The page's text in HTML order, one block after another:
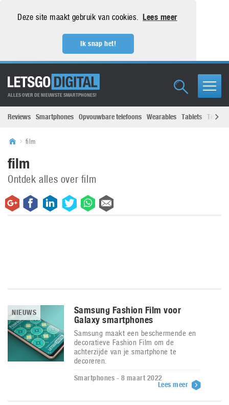
Deze site maakt gebruik van cookies. Lees meer
Ik snap het!
ALLES OVER DE NIEUWSTE SMARTPHONES!
Reviews Smartphones Opvouwbare telefoons Wearables Tablets
film
film
Ontdek alles over film
NIEUWS
Samsung Fashion Film voor
Galaxy smartphones
Samsung maakt een beschermende en
decoratieve Fashion Film om de
achterzijde van je smartphone te
decoreren.
Smartphones - 8 maart 2022
Lees meer